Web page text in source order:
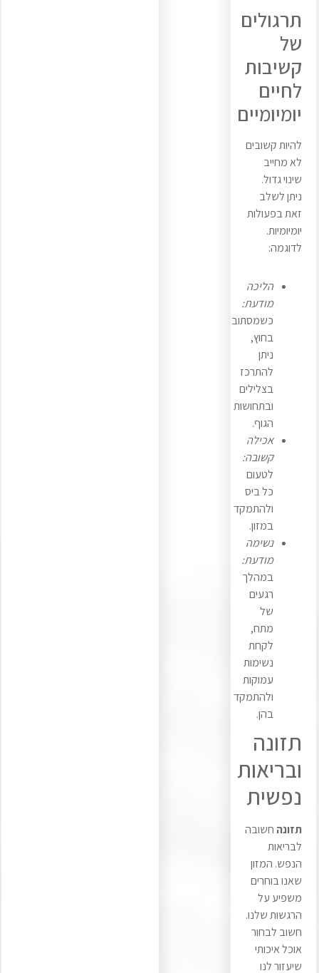
תרגולים
של
קשיבות
לחיים
יומיומיים
להיות קשובים
לא מחייב
שינוי גדול.
ניתן לשלב
זאת בפעולות
יומיומיות.
לדוגמה:
הליכה
מודעת:
כשמסתובבים
בחוץ,
ניתן
להתרכז
בצלילים
ובתחושות
הגוף.
אכילה
קשובה:
לטעום
כל ביס
ולהתמקד
במזון.
נשימה
מודעת:
במהלך
רגעים
של
מתח,
לקחת
נשימות
עמוקות
ולהתמקד
בהן.
תזונה
ובריאות
נפשית
תזונה חשובה
לבריאות
הנפש. המזון
שאנו בוחרים
משפיע על
הרגשות שלנו.
חשוב לבחור
אוכל איכותי
שיעזור לנו